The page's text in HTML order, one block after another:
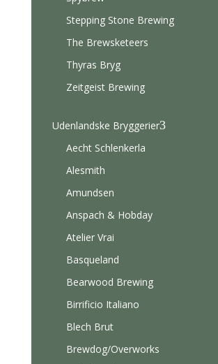
Stepping Stone Brewing
The Brewsketeers
Thyras Bryg
Zeitgeist Brewing
Udenlandske Bryggerier3
Aecht Schlenkerla
Alesmith
Amundsen
Anspach & Hobday
Atelier Vrai
Basqueland
Bearwood Brewing
Birrificio Italiano
Blech Brut
Brewdog/Overworks